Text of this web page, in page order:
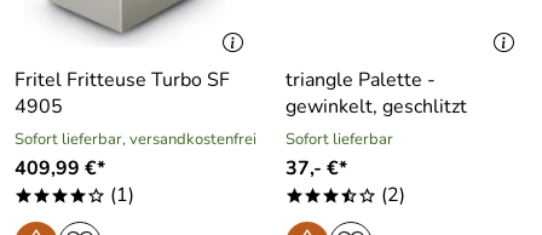
Fritel Fritteuse Turbo SF
4905
Sofort lieferbar, versandkostenfrei
409,99 €*
****o (1)
triangle Palette -
gewinkelt, geschlitzt
Sofort lieferbar
37,- €*
***/o (2)